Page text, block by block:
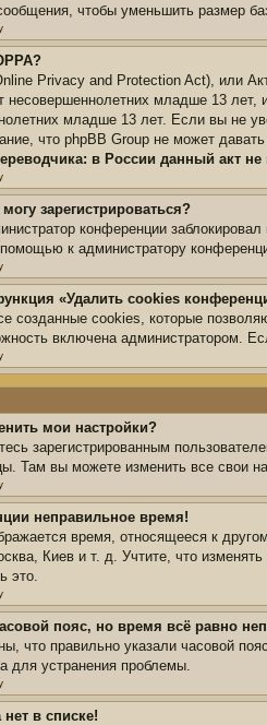
чтобы уменьшить размер
Privacy and Protection Act), или
младше 13 лет,
младше 13 лет. Если вы не
что phpBB Group не может
в России данный акт
зарегистрироваться?
конференции
к администратору
«Удалить cookies
созданные cookies, которые
включена администратором.
мои настройки?
зарегистрированным
Там вы можете изменить все свои
неправильное время!
время, относящееся к
Киев и т. д. Учтите, что
это.
пояс, но время всё равно
что правильно указали часовой
для устранения проблемы.
в списке!